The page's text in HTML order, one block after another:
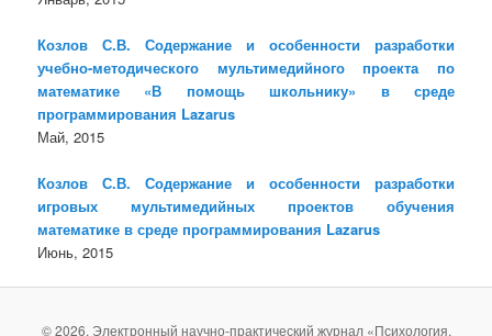
Козлов С.В. Содержание и особенности разработки
учебно-методического мультимедийного проекта по
математике «В помощь школьнику» в среде
программирования Lazarus
Май, 2015
Козлов С.В. Содержание и особенности разработки
игровых мультимедийных проектов обучения
математике в среде программирования Lazarus
Июнь, 2015
© 2026. Электронный научно-практический журнал «Психология,